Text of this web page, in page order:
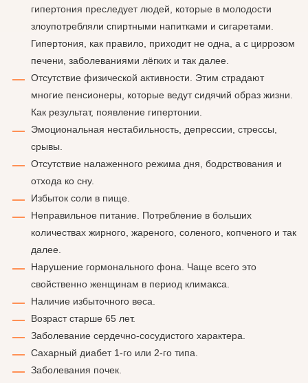
гипертония преследует людей, которые в молодости
злоупотребляли спиртными напитками и сигаретами.
Гипертония, как правило, приходит не одна, а с циррозом
печени, заболеваниями лёгких и так далее.
Отсутствие физической активности. Этим страдают
многие пенсионеры, которые ведут сидячий образ жизни.
Как результат, появление гипертонии.
Эмоциональная нестабильность, депрессии, стрессы,
срывы.
Отсутствие налаженного режима дня, бодрствования и
отхода ко сну.
Избыток соли в пище.
Неправильное питание. Потребление в больших
количествах жирного, жареного, соленого, копченого и так
далее.
Нарушение гормонального фона. Чаще всего это
свойственно женщинам в период климакса.
Наличие избыточного веса.
Возраст старше 65 лет.
Заболевание сердечно-сосудистого характера.
Сахарный диабет 1-го или 2-го типа.
Заболевания почек.